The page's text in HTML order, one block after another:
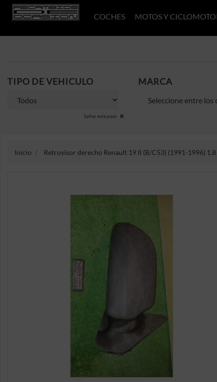
COCHES MOTOS Y
TIPO DE VEHICULO
Saltar este paso
MARCA
Inicio Retrovisor derecho Renault 19 II (B/C53) (1991-1996) 1.8